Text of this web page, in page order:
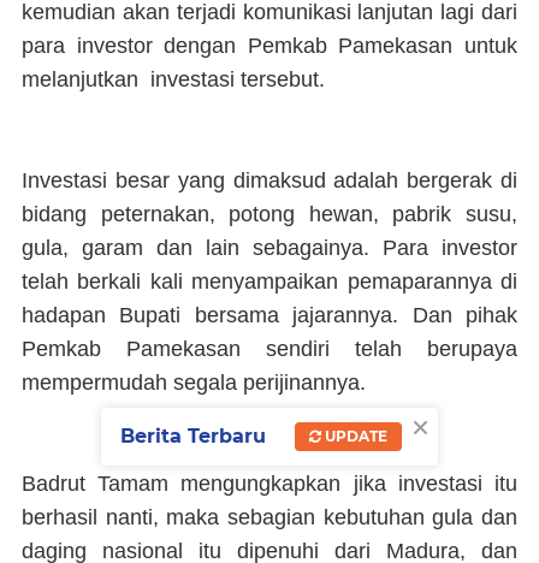
kemudian akan terjadi komunikasi lanjutan lagi dari
para investor dengan Pemkab Pamekasan untuk
melanjutkan investasi tersebut.
Investasi besar yang dimaksud adalah bergerak di
bidang peternakan, potong hewan, pabrik susu,
gula, garam dan lain sebagainya. Para investor
telah berkali kali menyampaikan pemaparannya di
hadapan Bupati bersama jajarannya. Dan pihak
Pemkab Pamekasan sendiri telah berupaya
mempermudah segala perijinannya.
Badrut Tamam mengungkapkan jika investasi itu
berhasil nanti, maka sebagian kebutuhan gula dan
daging nasional itu dipenuhi dari Madura, dan
×
Berita Terbaru UPDATE